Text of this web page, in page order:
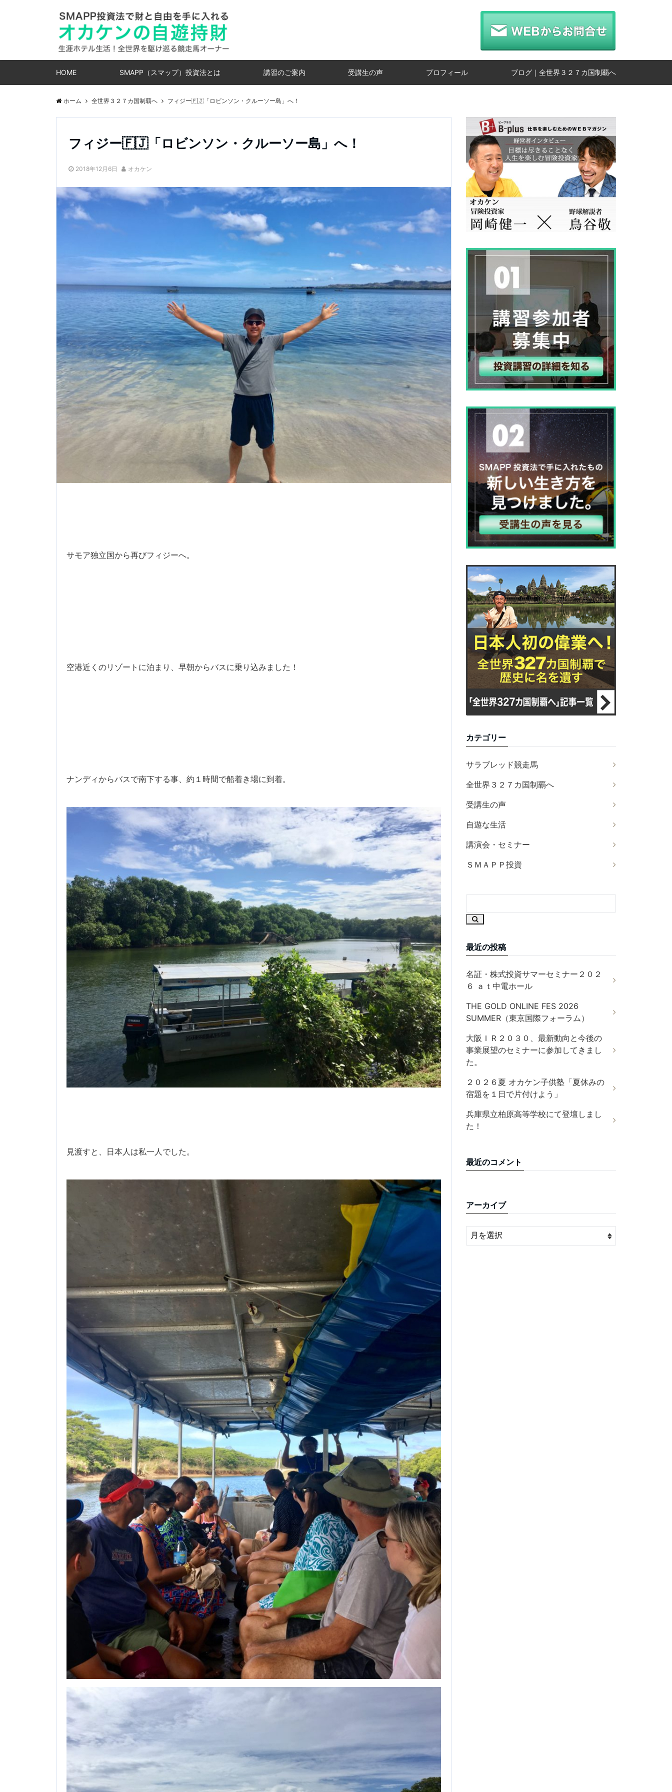
HOME SMAPP（スマップ）投資法とは 講習のご案内 受講生の声 プロフィール ブログ｜全世界３２７カ国制覇へ
ホーム 全世界３２７カ国制覇へ フィジー🇫🇯「ロビンソン・クルーソー島」へ！
フィジー🇫🇯「ロビンソン・クルーソー島」へ！
2018年12月6日 オカケン
サモア独立国から再びフィジーへ。
空港近くのリゾートに泊まり、早朝からバスに乗り込みました！
ナンディからバスで南下する事、約１時間で船着き場に到着。
見渡すと、日本人は私一人でした。
カテゴリー
サラブレッド競走馬
全世界３２７カ国制覇へ
受講生の声
自遊な生活
講演会・セミナー
ＳＭＡＰＰ投資
最近の投稿
名証・株式投資サマーセミナー２０２
６ ａｔ中電ホール
THE GOLD ONLINE FES 2026
SUMMER（東京国際フォーラム）
大阪ＩＲ２０３０、最新動向と今後の
事業展望のセミナーに参加してきまし
た。
２０２６夏 オカケン子供塾「夏休みの
宿題を１日で片付けよう」
兵庫県立柏原高等学校にて登壇しまし
た！
最近のコメント
アーカイブ